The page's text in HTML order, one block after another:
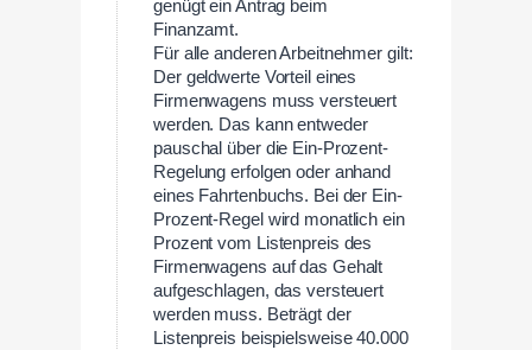
genügt ein Antrag beim
Finanzamt.
Für alle anderen Arbeitnehmer gilt:
Der geldwerte Vorteil eines
Firmenwagens muss versteuert
werden. Das kann entweder
pauschal über die Ein-Prozent-
Regelung erfolgen oder anhand
eines Fahrtenbuchs. Bei der Ein-
Prozent-Regel wird monatlich ein
Prozent vom Listenpreis des
Firmenwagens auf das Gehalt
aufgeschlagen, das versteuert
werden muss. Beträgt der
Listenpreis beispielsweise 40.000